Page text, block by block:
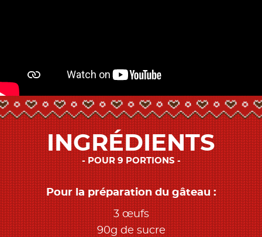
INGRÉDIENTS
POUR 9 PORTIONS
Pour la préparation du gâteau :
3 œufs
90g de sucre